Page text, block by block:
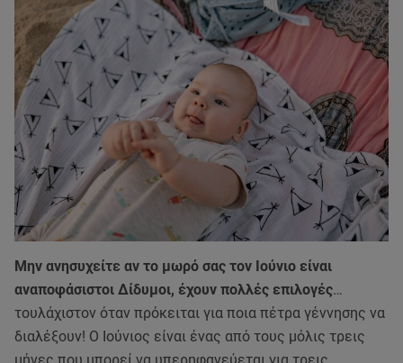
Μην ανησυχείτε αν το μωρό σας τον Ιούνιο είναι
αναποφάσιστοι Δίδυμοι, έχουν πολλές επιλογές…
τουλάχιστον όταν πρόκειται για ποια πέτρα γέννησης να
διαλέξουν! Ο Ιούνιος είναι ένας από τους μόλις τρεις
μήνες που μπορεί να υπερηφανεύεται για τρεις